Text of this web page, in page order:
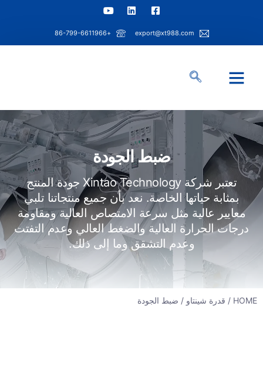
export@xt988.com
+86-799-6611966
ضبط الجودة
تعتبر شركة Xintao Technology جودة المنتج
بمثابة حياتها الخاصة. نعد بأن جميع منتجاتنا تلبي
معايير عالية مثل سرعة الامتصاص العالية ومقاومة
درجات الحرارة العالية والضغط العالي وعدم التفتت
وعدم التشقق وما إلى ذلك.
HOME
/ قدرة شينتاو / ضبط الجودة